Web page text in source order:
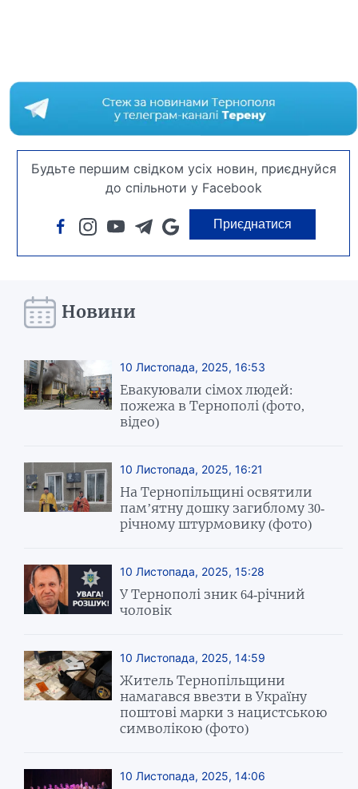
Будьте першим свідком усіх новин, приєднуйся
до спільноти у Facebook
Приєднатися
Новини
10 Листопада, 2025, 16:53
Евакуювали сімох людей:
пожежа в Тернополі (фото,
відео)
10 Листопада, 2025, 16:21
На Тернопільщині освятили
пам’ятну дошку загиблому 30-
річному штурмовику (фото)
10 Листопада, 2025, 15:28
У Тернополі зник 64-річний
чоловік
10 Листопада, 2025, 14:59
Житель Тернопільщини
намагався ввезти в Україну
поштові марки з нацистською
символікою (фото)
10 Листопада, 2025, 14:06